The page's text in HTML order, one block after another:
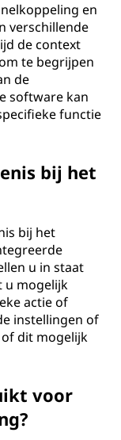
en
verschillende
de context
te begrijpen
de
software kan
functie
bij het
bij het
u in staat
u mogelijk
actie of
instellingen of
of dit mogelijk
voor